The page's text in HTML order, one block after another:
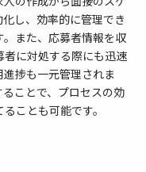
し、効率的に管理でき
また、応募者情報を収
に対処する際にも迅速
捗も一元管理されま
ことで、プロセスの効
ことも可能です。